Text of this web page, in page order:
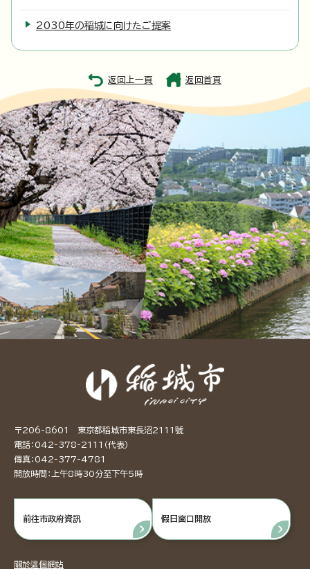
2030年の稲城に向けたご提案
返回上一頁 返回首頁
〒206-8601 東京都稻城市東長沼2111號
電話：042-378-2111（代表）
傳真：042-377-4781
開放時間：上午8時30分至下午5時
前往市政府資訊 假日窗口開放
關於這個網站